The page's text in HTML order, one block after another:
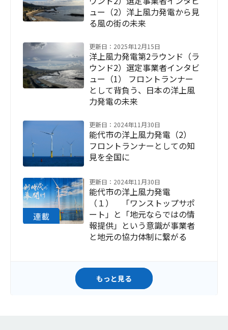
ュー（2）洋上風力発電から見
る風の街の未来
更新日：2025年12月15日
洋上風力発電第2ラウンド（ラ
ウンド2）選定事業者インタビ
ュー（1） フロントランナー
として背負う、日本の洋上風
力発電の未来
更新日：2024年11月30日
能代市の洋上風力発電（2）
フロントランナーとしての知
見を全国に
更新日：2024年11月30日
能代市の洋上風力発電
（１） 「ワンストップサポ
ート」と「地元ならではの情
報提供」という意識が事業者
と地元の協力体制に繋がる
もっと見る